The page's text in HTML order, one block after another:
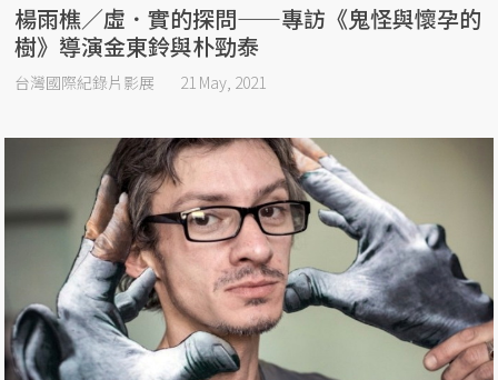
楊雨樵／虛．實的探問——專訪《鬼怪與懷孕的
樹》導演金東鈴與朴勁泰
台灣國際紀錄片影展 21 May, 2021